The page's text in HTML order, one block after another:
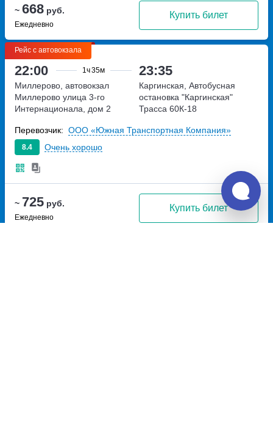
~ 668 руб.
Ежедневно
Купить билет
Рейс с автовокзала
22:00 1ч35м 23:35
~ 725 руб.
Ежедневно
Купить билет
Миллерово, автовокзал
Миллерово улица 3-го
Интернационала, дом 2
Каргинская, Автобусная
остановка "Каргинская"
Трасса 60К-18
8.4 Очень хорошо
Перевозчик: ООО «Южная Транспортная Компания»